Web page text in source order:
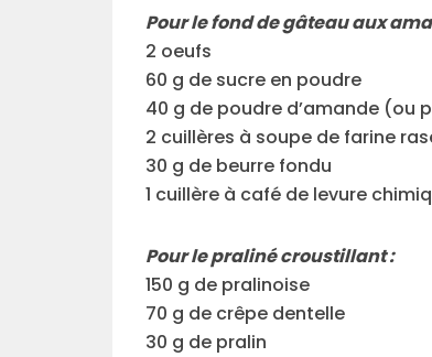
Pour le fond de gâteau aux
2 oeufs
60 g de sucre en poudre
40 g de poudre d’amande (ou
2 cuillères à soupe de farine
30 g de beurre fondu
1 cuillère à café de levure
Pour le praliné croustillant :
150 g de pralinoise
70 g de crêpe dentelle
30 g de pralin